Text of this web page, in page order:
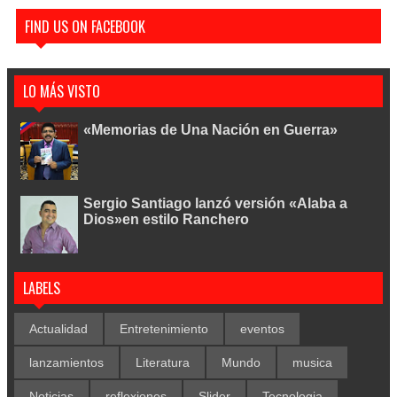
FIND US ON FACEBOOK
LO MÁS VISTO
«Memorias de Una Nación en Guerra»
Sergio Santiago lanzó versión «Alaba a
Dios»en estilo Ranchero
LABELS
Actualidad Entretenimiento eventos
lanzamientos Literatura Mundo musica